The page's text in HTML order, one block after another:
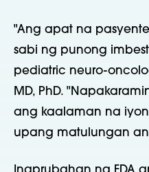
"Ang apat na
sabi ng punong
pediatric neuro-
MD, PhD.
ang kaalaman na
upang matulungan